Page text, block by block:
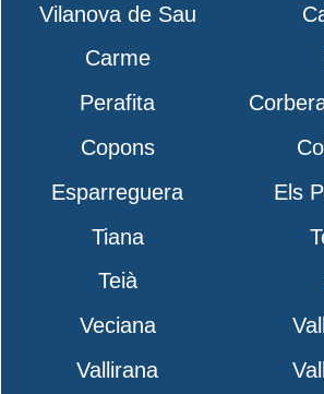
Vilanova de Sau
Carme
Perafita
Copons
Esparreguera
Els
Tiana
Teià
Veciana
Vallirana